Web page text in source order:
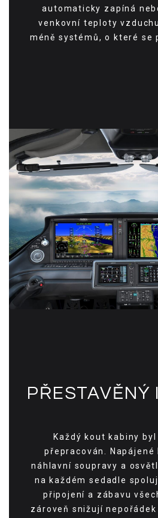
automaticky zapíná
venkovní teploty
méně systémů, o které se
PŘESTAVĚNÝ
Každý kout kabiny
přepracován. Napájené
náhlavní soupravy a
na každém sedadle
připojení a zábavu
zároveň snižují nepořádek